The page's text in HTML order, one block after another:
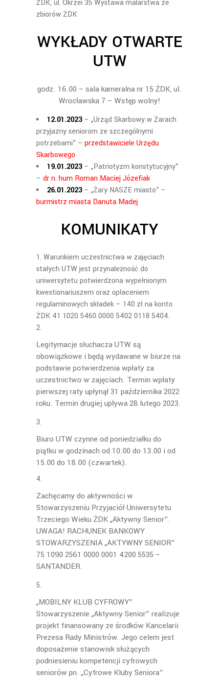
ŻDK, ul. Okrzei 35 Wystawa malarstwa ze
zbiorów ŻDK
WYKŁADY OTWARTE
UTW
godz. 16.00 – sala kameralna nr 15 ŻDK, ul.
Wrocławska 7 – Wstęp wolny!
12.01.2023 – „Urząd Skarbowy w Żarach
przyjazny seniorom ze szczególnymi
potrzebami” – przedstawiciele Urzędu
Skarbowego
19.01.2023 – „Patriotyzm konstytucyjny”
– dr n. hum Roman Maciej Józefiak
26.01.2023 – „Żary NASZE miasto” –
burmistrz miasta Danuta Madej
KOMUNIKATY
Warunkiem uczestnictwa w zajęciach
stałych UTW jest przynależność do
uniwersytetu potwierdzona wypełnionym
kwestionariuszem oraz opłaceniem
regulaminowych składek – 140 złna konto
ŻDK 41 1020 5460 0000 5402 0118 5404.
Legitymacje słuchacza UTW są
obowiązkowe i będą wydawane w biurze na
podstawie potwierdzenia wpłaty za
uczestnictwo w zajęciach. Termin wpłaty
pierwszej raty upłynął31 października 2022
roku. Termin drugiej upływa 28 lutego 2023.
Biuro UTW czynne od poniedziałku do
piątku w godzinach od 10.00 do 13.00 i od
15.00 do 18.00 (czwartek).
Zachęcamy do aktywności w
Stowarzyszeniu Przyjaciół Uniwersytetu
Trzeciego Wieku ŻDK „Aktywny Senior”.
UWAGA! RACHUNEK BANKOWY
STOWARZYSZENIA „AKTYWNY SENIOR”
75 1090 2561 0000 0001 4200 5535 –
SANTANDER.
„MOBILNY KLUB CYFROWY”
Stowarzyszenie „Aktywny Senior” realizuje
projekt finansowany ze środków Kancelarii
Prezesa Rady Ministrów. Jego celem jest
doposażenie stanowisk służących
podniesieniu kompetencji cyfrowych
seniorów pn. „Cyfrowe Kluby Seniora”